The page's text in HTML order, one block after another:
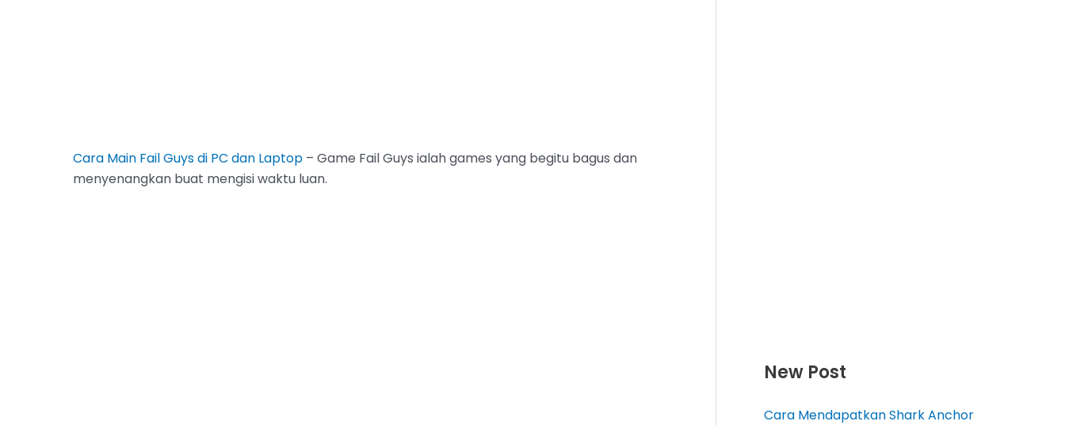
Cara Main Fail Guys di PC dan Laptop – Game Fail Guys ialah games yang begitu bagus dan
menyenangkan buat mengisi waktu luan.
New Post
Cara Mendapatkan Shark Anchor